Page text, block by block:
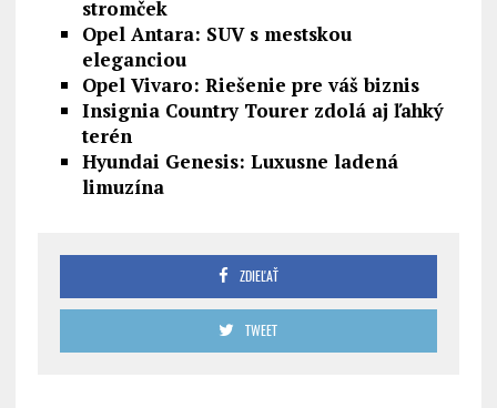
stromček
Opel Antara: SUV s mestskou
eleganciou
Opel Vivaro: Riešenie pre váš biznis
Insignia Country Tourer zdolá aj ľahký
terén
Hyundai Genesis: Luxusne ladená
limuzína
ZDIEĽAŤ
TWEET